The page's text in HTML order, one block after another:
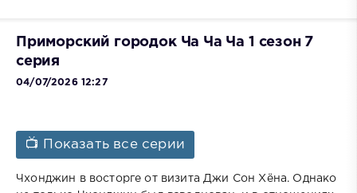
Приморский городок Ча Ча Ча 1 сезон 7
серия
04/07/2026 12:27
📺 Показать все серии
Чхонджин в восторге от визита Джи Сон Хёна. Однако